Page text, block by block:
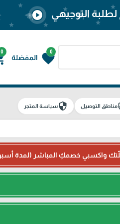
0
favorite المفضلة
0
لطلبة التوجيهي play_circle
مناطق التوصيل securityسياسة المتجر
واكسبي خصمكِ المباشر (لمدة